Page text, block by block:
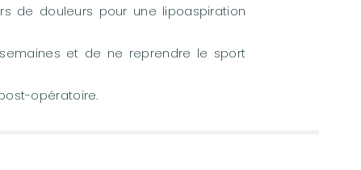
de douleurs pour une lipoaspiration
et de ne reprendre le sport
opératoire.